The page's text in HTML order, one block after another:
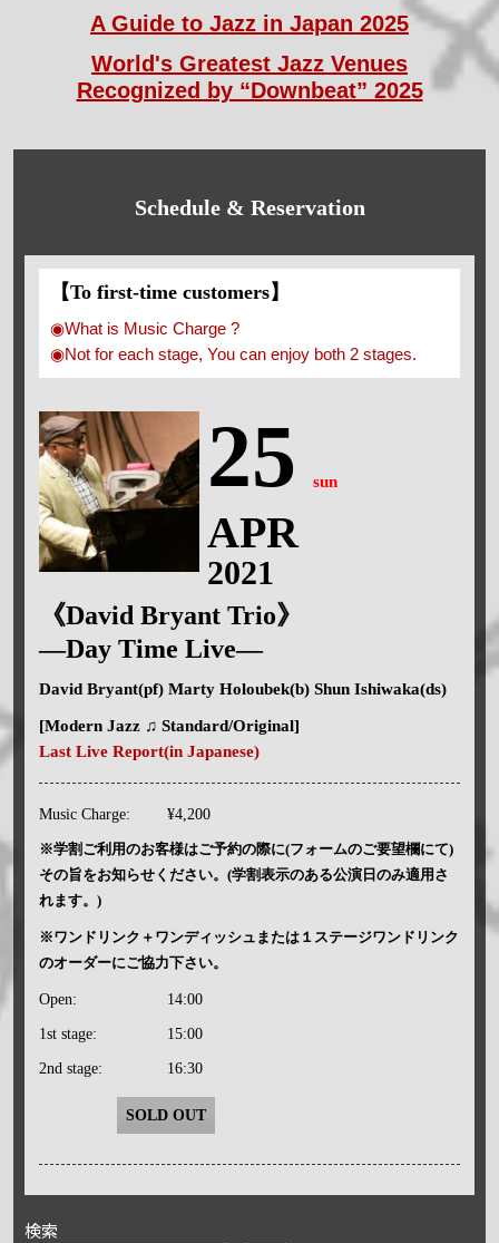
A Guide to Jazz in Japan 2025
World's Greatest Jazz Venues
Recognized by “Downbeat” 2025
Schedule & Reservation
【To first-time customers】
◉What is Music Charge ?
◉Not for each stage, You can enjoy both 2 stages.
25 sun
APR
2021
《David Bryant Trio》
—Day Time Live—
David Bryant(pf) Marty Holoubek(b) Shun Ishiwaka(ds)
[Modern Jazz ♫ Standard/Original]
Last Live Report(in Japanese)
Music Charge: ¥4,200
※学割ご利用のお客様はご予約の際に(フォームのご要望欄にて)
その旨をお知らせください。(学割表示のある公演日のみ適用さ
れます。)
※ワンドリンク＋ワンディッシュまたは１ステージワンドリンク
のオーダーにご協力下さい。
Open: 14:00
1st stage: 15:00
2nd stage: 16:30
SOLD OUT
検索